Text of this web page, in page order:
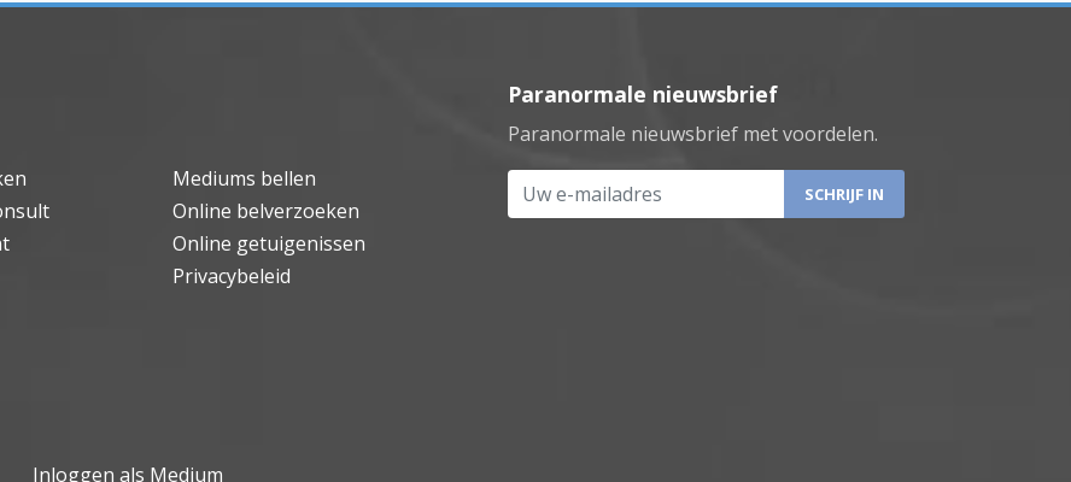
Mediums bellen
Online belverzoeken
Online getuigenissen
Privacybeleid
Paranormale nieuwsbrief
Paranormale nieuwsbrief met voordelen.
Uw e-mailadres
Inloggen als Medium